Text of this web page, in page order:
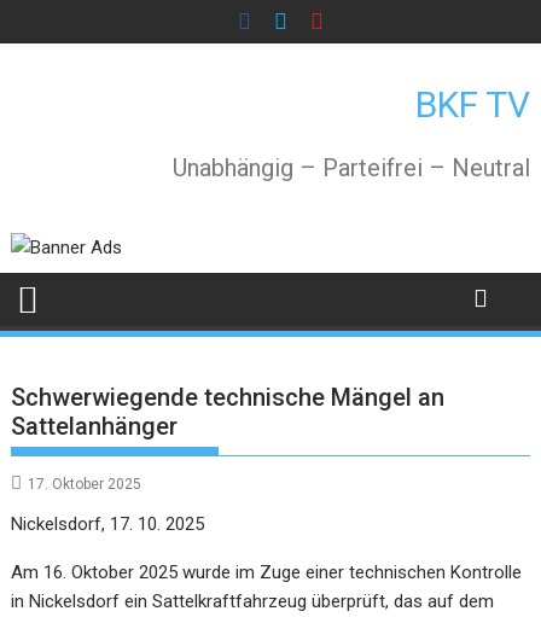
to
BKF TV
Unabhängig – Parteifrei – Neutral
Schwerwiegende technische Mängel an
Sattelanhänger
17. Oktober 2025
Nickelsdorf, 17. 10. 2025
Am 16. Oktober 2025 wurde im Zuge einer technischen Kontrolle
in Nickelsdorf ein Sattelkraftfahrzeug überprüft, das auf dem